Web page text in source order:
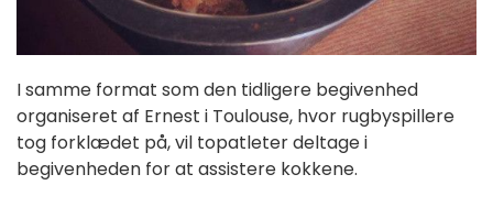
I samme format som den tidligere begivenhed
organiseret af Ernest i Toulouse, hvor rugbyspillere
tog forklædet på, vil topatleter deltage i
begivenheden for at assistere kokkene.